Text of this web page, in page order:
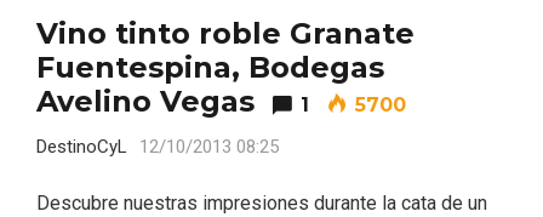
Vino tinto roble Granate
Fuentespina, Bodegas
Avelino Vegas
1 5700
DestinoCyL 12/10/2013 08:25
Descubre nuestras impresiones durante la cata de un